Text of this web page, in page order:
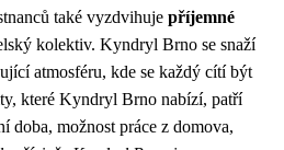
také vyzdvihuje příjemné
kolektiv. Kyndryl Brno se snaží
atmosféru, kde se každý cítí být
které Kyndryl Brno nabízí, patří
doba, možnost práce z domova,